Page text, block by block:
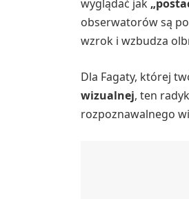
wyglądać jak
obserwatorów są
wzrok i wzbudza
Dla Fagaty, której
wizualnej, ten
rozpoznawalnego